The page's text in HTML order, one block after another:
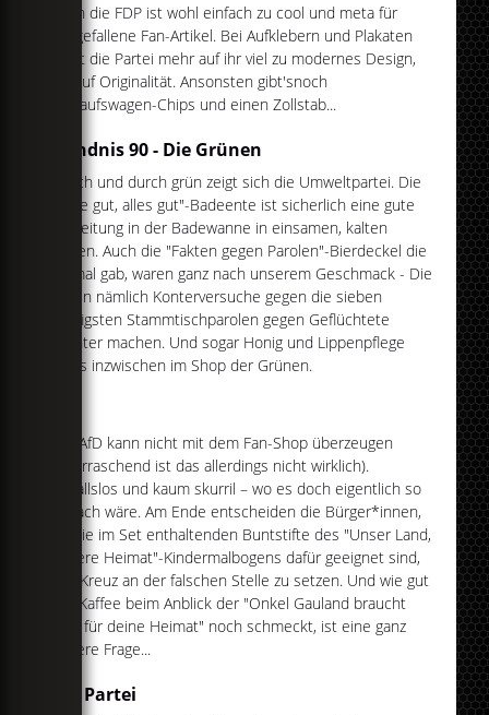
Auch die FDP ist wohl einfach zu cool und meta für
ausgefallene Fan-Artikel. Bei Aufklebern und Plakaten
setzt die Partei mehr auf ihr viel zu modernes Design,
als auf Originalität. Ansonsten gibt'snoch
Einkaufswagen-Chips und einen Zollstab...
Bündnis 90 - Die Grünen
Durch und durch grün zeigt sich die Umweltpartei. Die
"Ente gut, alles gut"-Badeente ist sicherlich eine gute
Begleitung in der Badewanne in einsamen, kalten
Zeiten. Auch die "Fakten gegen Parolen"-Bierdeckel die
es mal gab, waren ganz nach unserem Geschmack - Die
sollen nämlich Konterversuche gegen die sieben
häufigsten Stammtischparolen gegen Geflüchtete
leichter machen. Und sogar Honig und Lippenpflege
gibt's inzwischen im Shop der Grünen.
Die AfD kann nicht mit dem Fan-Shop überzeugen
(überraschend ist das allerdings nicht wirklich).
Einfallslos und kaum skurril – wo es doch eigentlich so
einfach wäre. Am Ende entscheiden die Bürger*innen,
ob die im Set enthaltenden Buntstifte des "Unser Land,
unsere Heimat"-Kindermalbogens dafür geeignet sind,
das Kreuz an der falschen Stelle zu setzen. Und wie gut
der Kaffee beim Anblick der "Onkel Gauland braucht
dich für deine Heimat" noch schmeckt, ist eine ganz
andere Frage...
Die Partei